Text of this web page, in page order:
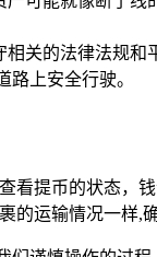
相关的法律法规
上安全行驶。
看提币的状态
的运输情况一样,